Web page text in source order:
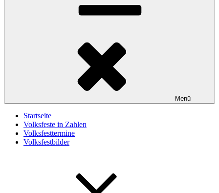
Menü
Startseite
Volksfeste in Zahlen
Volksfesttermine
Volksfestbilder